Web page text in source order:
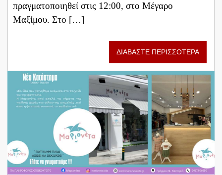
πραγματοποιηθεί στις 12:00, στο Μέγαρο
Μαξίμου. Στο […]
ΔΙΑΒΑΣΤΕ ΠΕΡΙΣΣΟΤΕΡΑ